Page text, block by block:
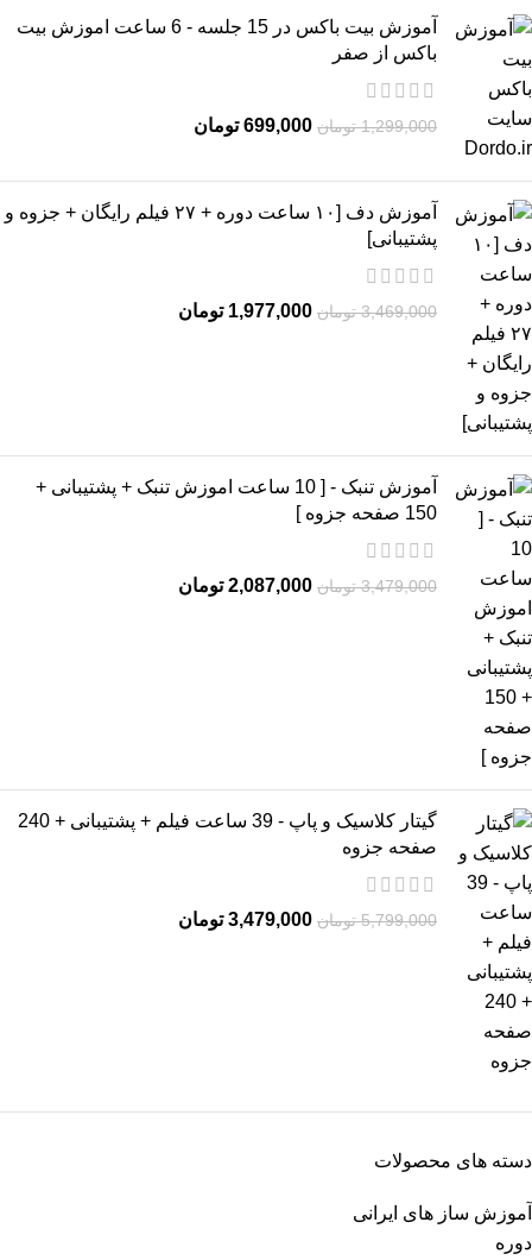
آموزش بیت باکس در 15 جلسه - 6 ساعت اموزش بیت
باکس از صفر
1,299,000 تومان 699,000 تومان
آموزش دف [۱۰ ساعت دوره + ۲۷ فیلم رایگان + جزوه و
پشتیبانی]
3,469,000 تومان 1,977,000 تومان
آموزش تنبک - [ 10 ساعت اموزش تنبک + پشتیبانی +
150 صفحه جزوه ]
3,479,000 تومان 2,087,000 تومان
گیتار کلاسیک و پاپ - 39 ساعت فیلم + پشتیبانی + 240
صفحه جزوه
5,799,000 تومان 3,479,000 تومان
دسته های محصولات
آموزش ساز های ایرانی
دوره